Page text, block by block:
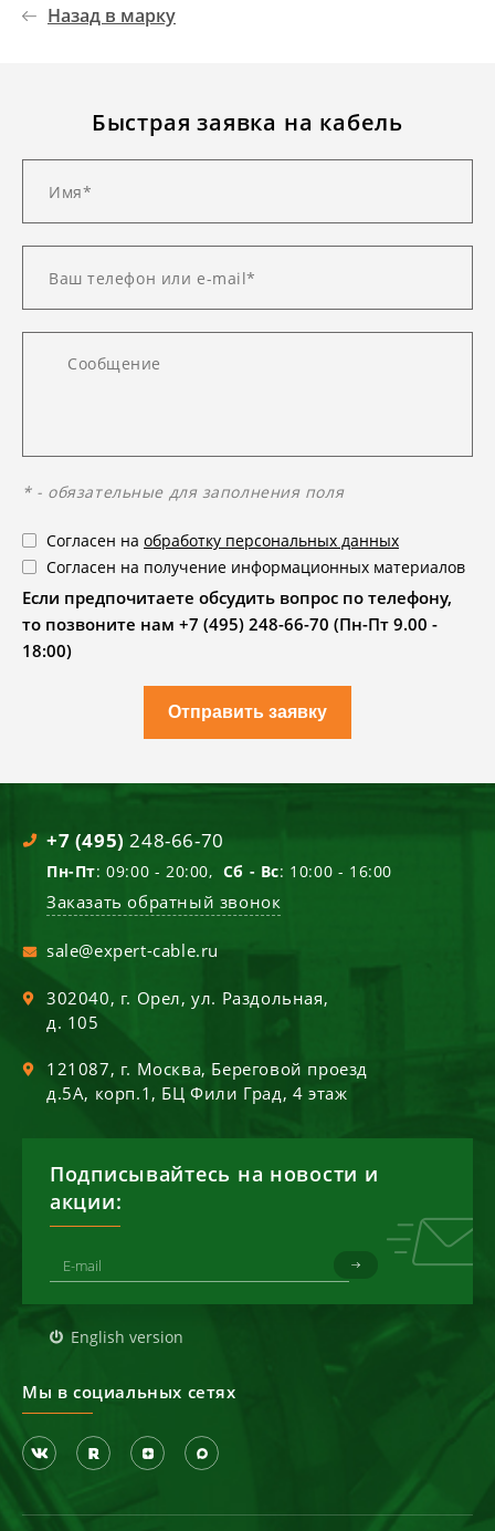
Назад в марку
Быстрая заявка на кабель
* - обязательные для заполнения поля
Согласен на обработку персональных данных
Согласен на получение информационных материалов
Если предпочитаете обсудить вопрос по телефону,
то позвоните нам +7 (495) 248-66-70 (Пн-Пт 9.00 -
18:00)
Отправить заявку
+7 (495) 248-66-70
Пн-Пт: 09:00 - 20:00, Сб - Вс: 10:00 - 16:00
Заказать обратный звонок
sale@expert-cable.ru
302040, г. Орел,ул. Раздольная,
д. 105
121087, г. Москва, Береговой проезд
д.5А, корп.1, БЦ Фили Град, 4 этаж
Подписывайтесь на новости и
акции:
English version
Мы в социальных сетях